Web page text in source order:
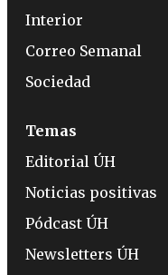
Interior
Correo Semanal
Sociedad
Temas
Editorial ÚH
Noticias positivas
Pódcast ÚH
Newsletters ÚH